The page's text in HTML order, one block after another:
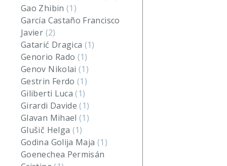
Gao Zhibin (1)
García Castaño Francisco
Javier (2)
Gatarić Dragica (1)
Genorio Rado (1)
Genov Nikolai(1)
Gestrin Ferdo(1)
Giliberti Luca(1)
Girardi Davide(1)
Glavan Mihael(1)
Glušič Helga (1)
Godina Golija Maja (1)
Goenechea Permisán